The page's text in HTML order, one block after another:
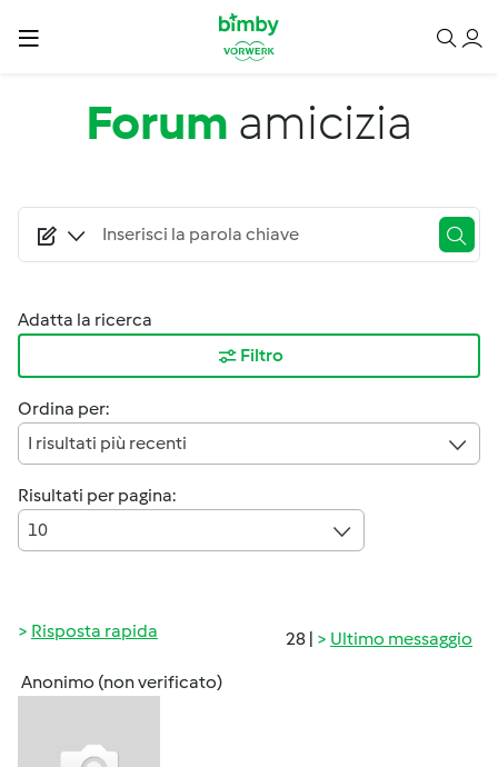
Salta al contenuto principale
Forum amicizia
Adatta la ricerca
Filtro
Ordina per:
I risultati più recenti
Risultati per pagina:
10
28 | Ultimo messaggio
Risposta rapida
Anonimo (non verificato)